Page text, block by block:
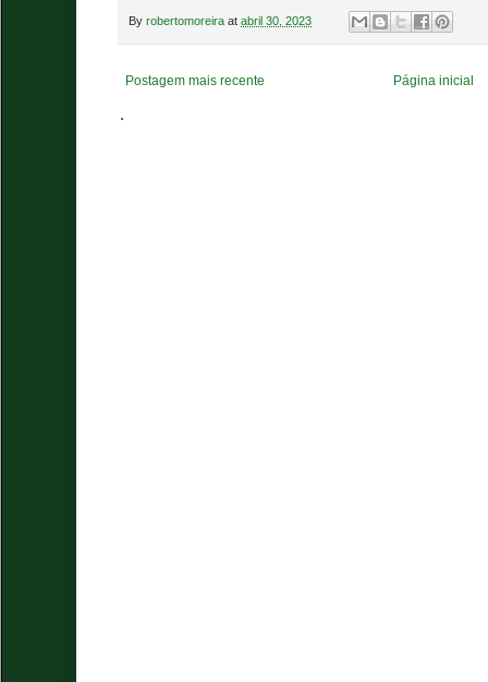
By robertomoreira at abril 30, 2023
Postagem mais recente Página inicial
.